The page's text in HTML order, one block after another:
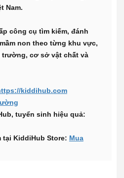
Nam.
công cụ tìm kiếm, đánh
non theo từng khu vực,
trường, cơ sở vật chất và
kiddihub.com
tuyển sinh hiệu quả:
KiddiHub Store: Mua